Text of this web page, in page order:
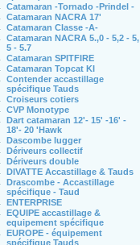
Catamaran -Tornado -Prindel -
Catamaran NACRA 17'
Catamaran Classe -A-
Catamaran NACRA 5.,0 - 5,2 - 5,
5 - 5.7
Catamaran SPITFIRE
Catamaran Topcat KI
Contender accastillage
spécifique Tauds
Croiseurs cotiers
CVP Monotype
Dart catamaran 12'- 15' -16' -
18'- 20 'Hawk
Dascombe lugger
Dériveurs collectif
Dériveurs double
DIVATTE Accastillage & Tauds
Drascombe - Accastillage
spécifique - Taud
ENTERPRISE
EQUIPE accastillage &
equipement spécifique
EUROPE - équipement
spécifique Tauds